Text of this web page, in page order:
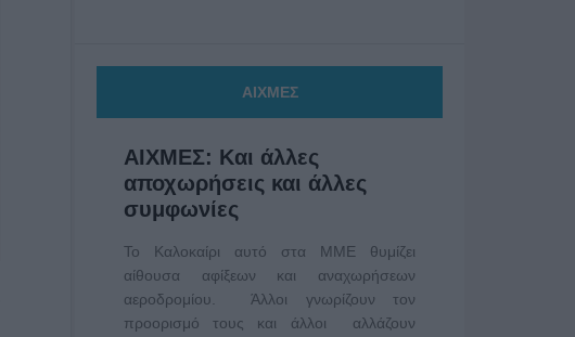
ΑΙΧΜΕΣ
ΑΙΧΜΕΣ: Και άλλες
αποχωρήσεις και άλλες
συμφωνίες
Το Καλοκαίρι αυτό στα ΜΜΕ θυμίζει
αίθουσα αφίξεων και αναχωρήσεων
αεροδρομίου. Άλλοι γνωρίζουν τον
προορισμό τους και άλλοι αλλάζουν